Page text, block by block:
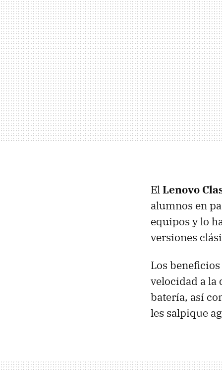
ElLenovo
alumnos en
equipos y lo
versiones
Los
velocidad a la
batería, así
les salpique